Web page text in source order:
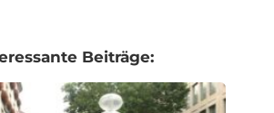
Beiträge: